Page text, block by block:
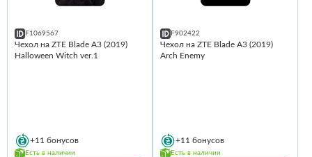
F1069567
Чехол на ZTE Blade A3 (2019)
Halloween Witch ver.1
+11 бонусов
Есть в наличии
F902422
Чехол на ZTE Blade A3 (2019)
Arch Enemy
+11 бонусов
Есть в наличии